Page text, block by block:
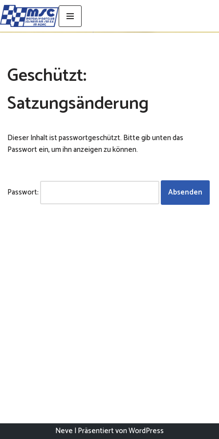
Zum
Geschützt:
Satzungsänderung
Dieser Inhalt ist passwortgeschützt. Bitte gib unten das
Passwort ein, um ihn anzeigen zu können.
Passwort:
Neve | Präsentiert vonWordPress